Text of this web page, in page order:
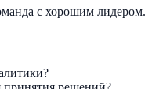
с хорошим лидером.